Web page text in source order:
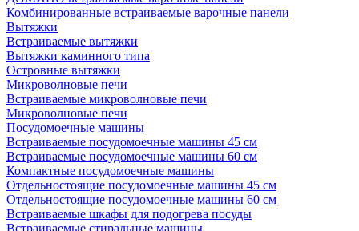
Комбинированные встраиваемые варочные панели
Вытяжки
Встраиваемые вытяжки
Вытяжки каминного типа
Островные вытяжки
Микроволновые печи
Встраиваемые микроволновые печи
Микроволновые печи
Посудомоечные машины
Встраиваемые посудомоечные машины 45 см
Встраиваемые посудомоечные машины 60 см
Компактные посудомоечные машины
Отдельностоящие посудомоечные машины 45 см
Отдельностоящие посудомоечные машины 60 см
Встраиваемые шкафы для подогрева посуды
Встраиваемые стиральные машины